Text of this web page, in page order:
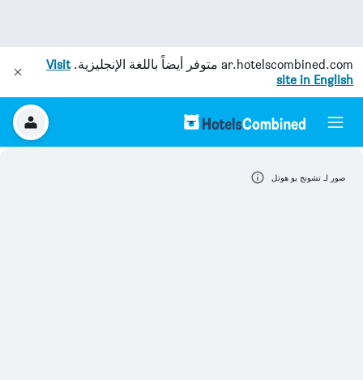
ar.hotelscombined.com متوفر أيضاً باللغة الإنجليزية.Visit
site in English
صور لـ تشونج يو هوتل